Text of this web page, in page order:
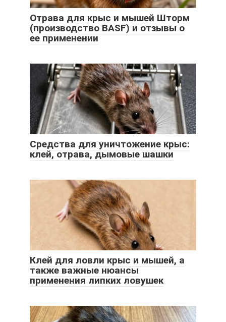
Отрава для крыс и мышей Шторм
(производство BASF) и отзывы о
ее применении
Средства для уничтожение крыс:
клей, отрава, дымовые шашки
Клей для ловли крыс и мышей, а
также важные нюансы
применения липких ловушек